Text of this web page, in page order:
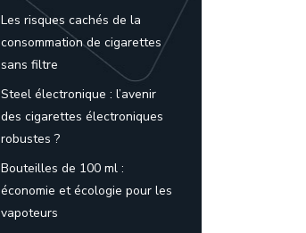
Les risques cachés de la
consommation de cigarettes
sans filtre
Steel électronique : l’avenir
des cigarettes électroniques
robustes ?
Bouteilles de 100 ml :
économie et écologie pour les
vapoteurs